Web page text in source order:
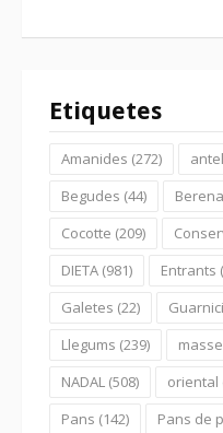
Etiquetes
Amanides (272)
Begudes (44)
Cocotte (209)
DIETA (981) Entrants
Galetes (22)
Llegums (239)
NADAL (508) oriental
Pans (142) Pans de